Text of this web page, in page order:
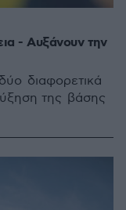
- Αυξάνουν την
διαφορετικά
της βάσης